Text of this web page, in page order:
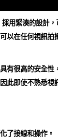
用緊湊的設計，
以在任何視訊拍
有很高的安全性
此即使不熟悉視
了接線和操作。